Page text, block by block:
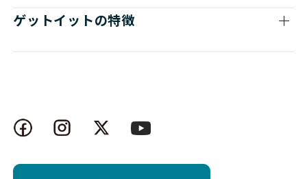
ゲットイットの特徴